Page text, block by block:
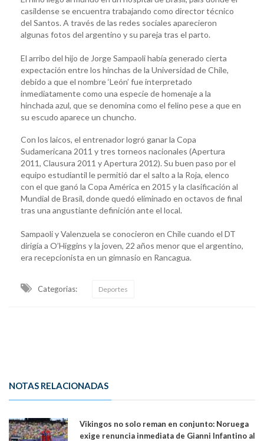
casildense se encuentra trabajando como director técnico
del Santos. A través de las redes sociales aparecieron
algunas fotos del argentino y su pareja tras el parto.
El arribo del hijo de Jorge Sampaoli había generado cierta
expectación entre los hinchas de la Universidad de Chile,
debido a que el nombre ‘León’ fue interpretado
inmediatamente como una especie de homenaje a la
hinchada azul, que se denomina como el felino pese a que en
su escudo aparece un chuncho.
Con los laicos, el entrenador logró ganar la Copa
Sudamericana 2011 y tres torneos nacionales (Apertura
2011, Clausura 2011 y Apertura 2012). Su buen paso por el
equipo estudiantil le permitió dar el salto a la Roja, elenco
con el que ganó la Copa América en 2015 y la clasificación al
Mundial de Brasil, donde quedó eliminado en octavos de final
tras una angustiante definición ante el local.
Sampaoli y Valenzuela se conocieron en Chile cuando el DT
dirigía a O’Higgins y la joven, 22 años menor que el argentino,
era recepcionista en un gimnasio en Rancagua.
Categorias: Deportes
NOTAS RELACIONADAS
Vikingos no solo reman en conjunto: Noruega
exige renuncia inmediata de Gianni Infantino al